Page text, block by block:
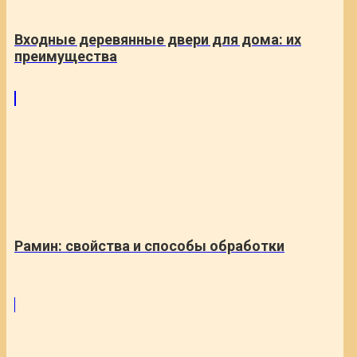
Входные деревянные двери для дома: их
преимущества
Рамин: свойства и способы обработки